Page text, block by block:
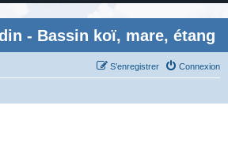
- Bassin koï, mare, étang
Connexion
S’enregistrer